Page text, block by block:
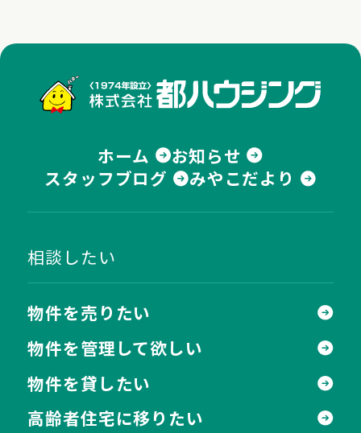
ホーム
お知らせ
スタッフブログ
みやこだより
相談したい
物件を売りたい
物件を管理して欲しい
物件を貸したい
高齢者住宅に移りたい